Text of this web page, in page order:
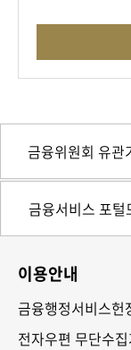
이용안내
금융행정서비스헌
전자우편 무단수